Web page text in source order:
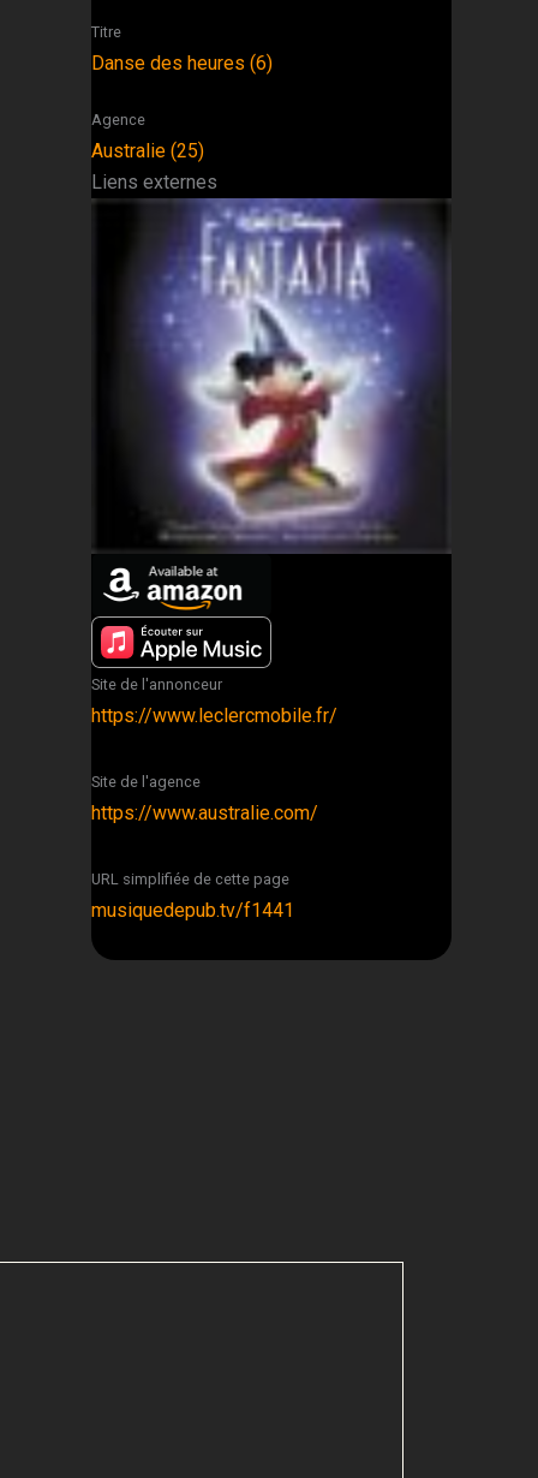
Titre
Danse des heures (6)
Agence
Australie (25)
Liens externes
Site de l'annonceur
https://www.leclercmobile.fr/
Site de l'agence
https://www.australie.com/
URL simplifiée de cette page
musiquedepub.tv/f1441